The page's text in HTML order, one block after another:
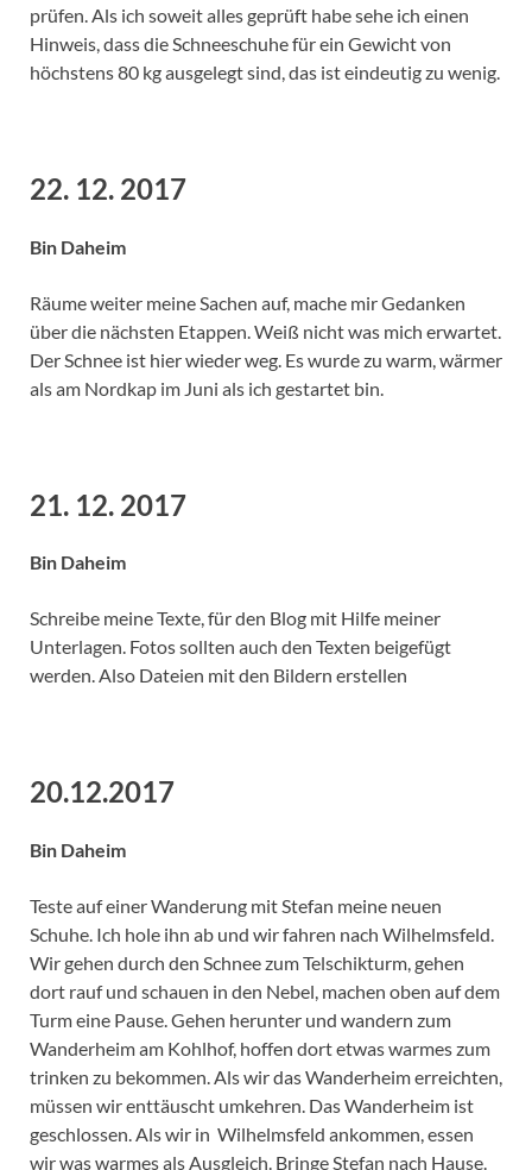
prüfen. Als ich soweit alles geprüft habe sehe ich einen
Hinweis, dass die Schneeschuhe für ein Gewicht von
höchstens 80 kg ausgelegt sind, das ist eindeutig zu wenig.
22. 12. 2017
Bin Daheim
Räume weiter meine Sachen auf, mache mir Gedanken
über die nächsten Etappen. Weiß nicht was mich erwartet.
Der Schnee ist hier wieder weg. Es wurde zu warm, wärmer
als am Nordkap im Juni als ich gestartet bin.
21. 12. 2017
Bin Daheim
Schreibe meine Texte, für den Blog mit Hilfe meiner
Unterlagen. Fotos sollten auch den Texten beigefügt
werden. Also Dateien mit den Bildern erstellen
20.12.2017
Bin Daheim
Teste auf einer Wanderung mit Stefan meine neuen
Schuhe. Ich hole ihn ab und wir fahren nach Wilhelmsfeld.
Wir gehen durch den Schnee zum Telschikturm, gehen
dort rauf und schauen in den Nebel, machen oben auf dem
Turm eine Pause. Gehen herunter und wandern zum
Wanderheim am Kohlhof, hoffen dort etwas warmes zum
trinken zu bekommen. Als wir das Wanderheim erreichten,
müssen wir enttäuscht umkehren. Das Wanderheim ist
geschlossen. Als wir in Wilhelmsfeld ankommen, essen
wir was warmes als Ausgleich. Bringe Stefan nach Hause.